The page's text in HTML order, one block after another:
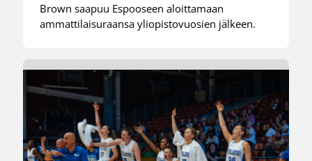
Brown saapuu Espooseen aloittamaan
ammattilaisuraansa yliopistovuosien jälkeen.